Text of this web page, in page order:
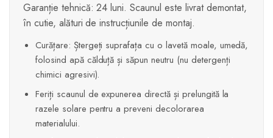
Garanție tehnică: 24 luni. Scaunul este livrat demontat,
în cutie, alături de instrucțiunile de montaj.
Curățare: Ștergeți suprafața cu o lavetă moale, umedă,
folosind apă călduță și săpun neutru (nu detergenți
chimici agresivi).
Feriți scaunul de expunerea directă și prelungită la
razele solare pentru a preveni decolorarea
materialului.